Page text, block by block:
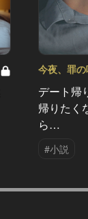
今夜、罪
デート帰
帰りたく
ら…
#小説